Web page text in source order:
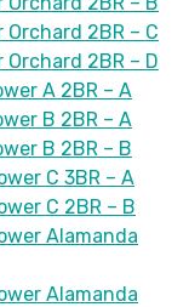
2BR – C
2BR – D
A 2BR – A
B 2BR – A
B 2BR – B
C 3BR – A
C 2BR – B
Alamanda
Alamanda